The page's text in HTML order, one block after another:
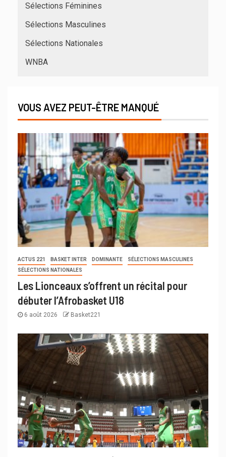
Sélections Féminines
Sélections Masculines
Sélections Nationales
WNBA
VOUS AVEZ PEUT-ÊTRE MANQUÉ
ACTUS 221 BASKET INTER DOMINANTE
SÉLECTIONS MASCULINES
SÉLECTIONS NATIONALES
Les Lionceaux s’offrent un récital pour
débuter l’Afrobasket U18
6 août 2026 Basket221